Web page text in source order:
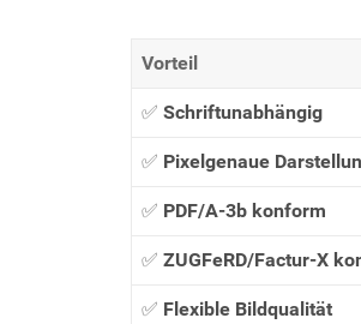
Vorteil
✅ Schriftunabhängig
✅ Pixelgenaue
✅ PDF/A-3b konform
✅ ZUGFeRD/Factur-X
✅ Flexible Bildqualität